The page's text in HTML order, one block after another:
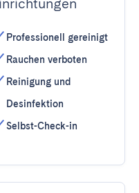
Professionell gereinigt
Rauchen verboten
Reinigung und
Desinfektion
Selbst-Check-in